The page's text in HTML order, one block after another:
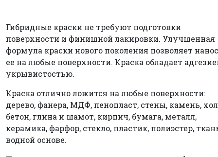
Гибридные краски не требуют подготовки
поверхности и финишной лакировки. Улучшенная
формула краски нового поколения позволяет
ее на любые поверхности. Краска обладает
укрывистостью.
Краска отлично ложится на любые поверхности:
дерево, фанера, МДФ, пенопласт, стены, камень,
бетон, глина и шамот, кирпич, бумага, металл,
керамика, фарфор, стекло, пластик, полиэстер,
водной основе.